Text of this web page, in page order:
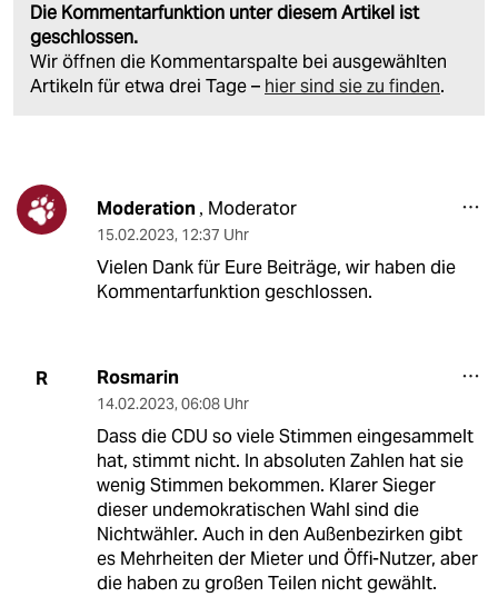
Die Kommentarfunktion unter diesem Artikel ist
geschlossen.
Wir öffnen die Kommentarspalte bei ausgewählten
Artikeln für etwa drei Tage – hier sind sie zu finden.
Moderation , Moderator
15.02.2023, 12:37 Uhr
Vielen Dank für Eure Beiträge, wir haben die
Kommentarfunktion geschlossen.
R Rosmarin
14.02.2023, 06:08 Uhr
Dass die CDU so viele Stimmen eingesammelt
hat, stimmt nicht. In absoluten Zahlen hat sie
wenig Stimmen bekommen. Klarer Sieger
dieser undemokratischen Wahl sind die
Nichtwähler. Auch in den Außenbezirken gibt
es Mehrheiten der Mieter und Öffi-Nutzer, aber
die haben zu großen Teilen nicht gewählt.